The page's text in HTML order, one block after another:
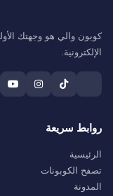
كوبون والي هو وجهتك
الإلكترونية.
روابط سريعة
الرئيسية
تصفح الكوبونات
المدونة